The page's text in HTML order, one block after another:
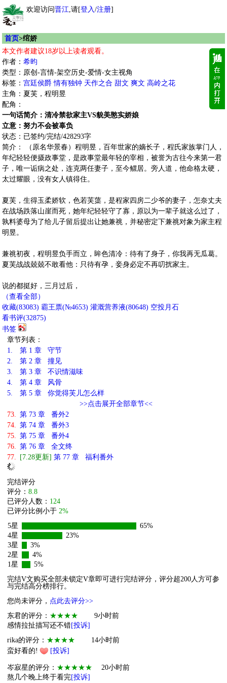
欢迎访问晋江,请[登入/注册]
首页>绾娇
本文作者建议18岁以上读者观看。
作者： 希昀
类型：原创-言情-架空历史-爱情-女主视角
标签： 宫廷侯爵 情有独钟 天作之合 甜文 爽文 高岭之花
主角：夏芙，程明昱
配角：
一句话简介：清冷禁欲家主VS貌美憨实娇娘
立意：努力不会被辜负
状态：已签约/完结/428293字
简介： （原名华景春）程明昱，百年世家的嫡长子，程氏家族掌门人，
年纪轻轻便摄政事堂，是政事堂最年轻的宰相，被誉为古往今来第一君
子，唯一诟病之处，连克两任妻子，至今鳏居。旁人道，他命格太硬，
太过耀眼，没有女人镇得住。
夏芙，生得玉柔娇软，色若芙蕖，是程家四房二少爷的妻子，怎奈丈夫
在战场跌落山崖而死，她年纪轻轻守了寡，原以为一辈子就这么过了，
孰料婆母为了给儿子留后提出让她兼祧，并秘密定下兼祧对象为家主程
明昱。
兼祧初夜，程明昱负手而立，眸色清冷：待有了身子，你我再无瓜葛。
夏芙战战兢兢不敢看他：只待有孕，妾身必定不再叨扰家主。
说的都挺好，三月过后，
（查看全部）
收藏(83083) 霸王票(№4653) 灌溉营养液(80648) 空投月石
看书评(32875)
书签
章节列表：
1.
第 1 章 守节
2.
第 2 章 撞见
3.
第 3 章 不识情滋味
4.
第 4 章 风骨
5.
第 5 章 你觉得芙儿怎么样
>>点击展开全部章节<<
73. 第 73 章 番外2
74. 第 74 章 番外3
75. 第 75 章 番外4
76. 第 76 章 全文终
77.
[7.28更新] 第 77 章 福利番外
完结评分
评分： 8.8
已评分人数： 124
已评分比例小于 2%
5星
65%
4星
23%
3星
3%
2星
4%
1星
5%
完结V文购买全部未锁定V章即可进行完结评分，评分超200人方可参
与完结高分榜排行。
您尚未评分， 点此去评分>>
东君的评分： ★★★★
9小时前
感情拉扯描写还不错[投诉]
rika的评分： ★★★★
14小时前
蛮好看的!
[投诉]
岑寂星的评分： ★★★★★
20小时前
熬几个晚上终于看完[投诉]